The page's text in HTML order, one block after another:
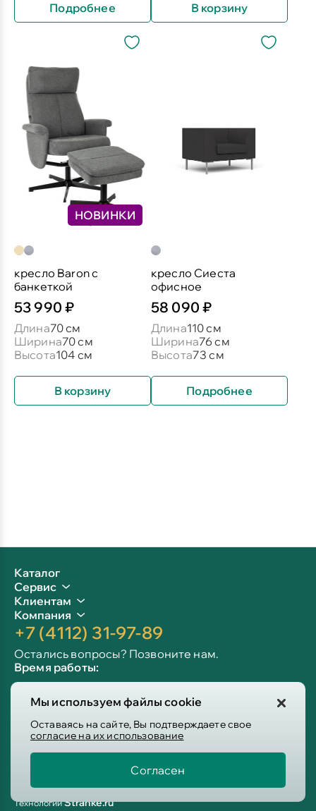
Мы используем файлы cookie
Оставаясь на сайте, Вы подтверждаете свое
согласие на их использование
Согласен
Подробнее В корзину
НОВИНКИ
кресло Baron c
банкеткой
53 990 ₽
Длина70 см
Ширина70 см
Высота104 см
В корзину
кресло Сиеста
офисное
58 090 ₽
Длина110 см
Ширина76 см
Высота73 см
Подробнее
Каталог
Сервис
Клиентам
Компания
+7 (4112) 31-97-89
Остались вопросы? Позвоните нам.
Время работы:
Сб-вс: 10:00 - 19:00
Info@victoria-mebel.ru
Пользовательское соглашение
ТехнологииStranke.ru